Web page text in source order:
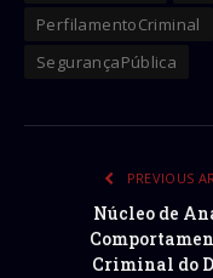
PerfilamentoCriminal
SegurançaPública
PREVIOUS
Núcleo de
Criminal do